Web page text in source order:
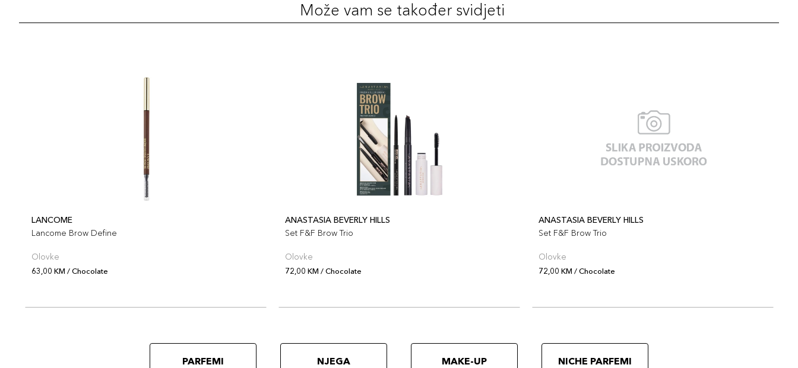
Može vam se također svidjeti
LANCOME
Lancome Brow Define
Olovke
63,00 KM / Chocolate
ANASTASIA BEVERLY HILLS
Set F&F Brow Trio
Olovke
72,00 KM / Chocolate
ANASTASIA BEVERLY HILLS
Set F&F Brow Trio
Olovke
72,00 KM / Chocolate
PARFEMI NJEGA MAKE-UP NICHE PARFEMI